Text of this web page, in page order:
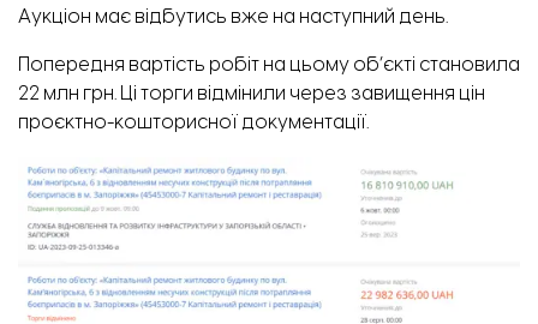
Аукціон має відбутись вже на наступний день.
Попередня вартість робіт на цьому об’єкті становила
22 млн грн. Ці торги відмінили через завищення цін
проєктно-кошторисної документації.